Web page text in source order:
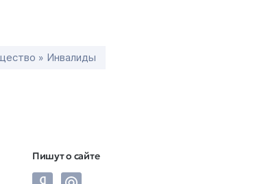
» Инвалиды
Пишут о сайте